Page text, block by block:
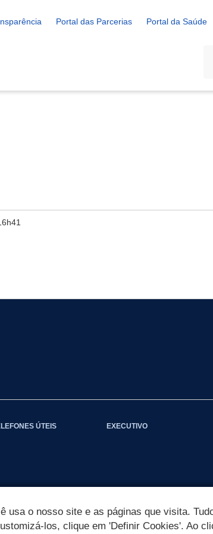
Portal das Parcerias Portal da Saúde
ÚTEIS EXECUTIVO
o nosso site e as páginas que visita.
los, clique em 'Definir Cookies'. Ao